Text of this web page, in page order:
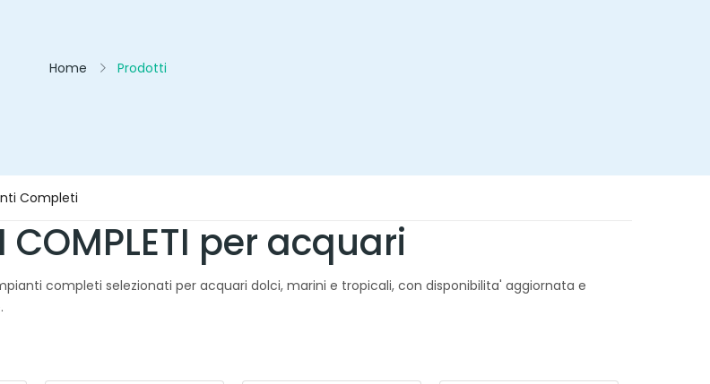
Home Prodotti
Completi
COMPLETI per acquari
completi selezionati per acquari dolci, marini e tropicali, con disponibilita' aggiornata e